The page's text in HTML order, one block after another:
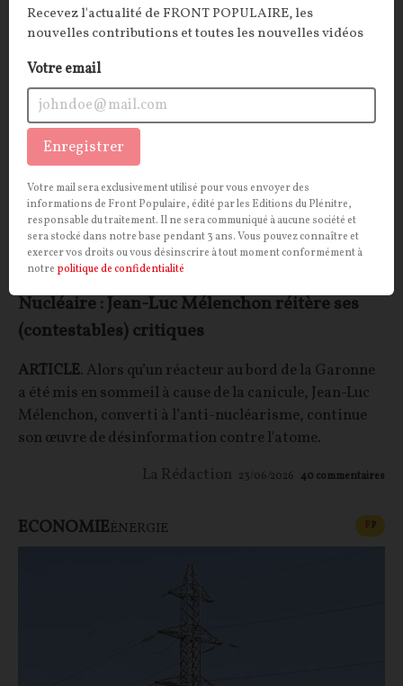
François JOYAUX 05/08/2026 28
POLITIQUE
Nucléaire : Jean-Luc Mélenchon réitère ses
(contestables) critiques
ARTICLE. Alors qu’un réacteur au bord de la Garonne
a été mis en sommeil à cause de la canicule, Jean-Luc
Mélenchon, converti à l’anti-nucléarisme, continue
son œuvre de désinformation contre l'atome.
La Rédaction 23/06/2026 40 commentaires
ECONOMIEÉNERGIE FP
Recevez l'actualité de FRONT POPULAIRE, les
nouvelles contributions et toutes les nouvelles vidéos
Votre email
Enregistrer
Votre mail sera exclusivement utilisé pour vous envoyer des
informations de Front Populaire, édité par les Editions du Plénitre,
responsable du traitement. Il ne sera communiqué à aucune société et
sera stocké dans notre base pendant 3 ans. Vous pouvez connaître et
exercer vos droits ou vous désinscrire à tout moment conformément à
notre politique de confidentialité